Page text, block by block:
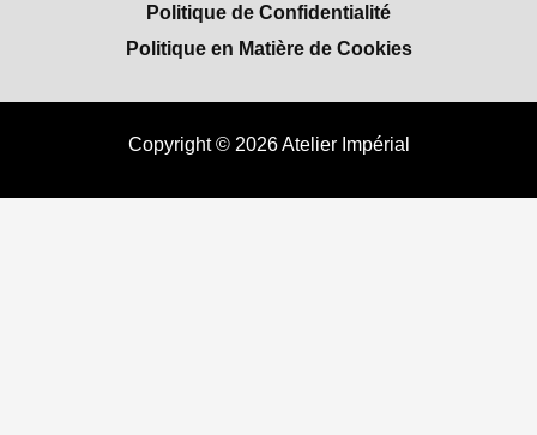
Politique de Confidentialité
Politique en Matière de Cookies
Copyright © 2026 Atelier Impérial